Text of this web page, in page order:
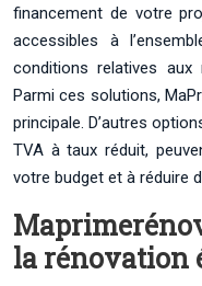
financement de votre
accessibles à
conditions relatives
Parmi ces solutions,
principale. D’autres
TVA à taux réduit,
votre budget et à réduire
la rénovation